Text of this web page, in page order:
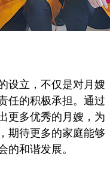
立，不仅是对月嫂
任的积极承担。通过
更多优秀的月嫂，为
期待更多的家庭能够
的和谐发展。